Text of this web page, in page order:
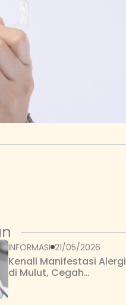
INFORMASI 21/05/2026
Kenali Manifestasi Alergi
di Mulut, Cegah